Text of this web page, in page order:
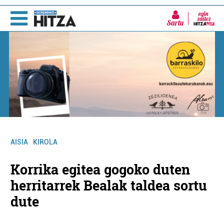
Sartu
AISIA KIROLA
Korrika egitea gogoko duten
herritarrek Bealak taldea sortu
dute